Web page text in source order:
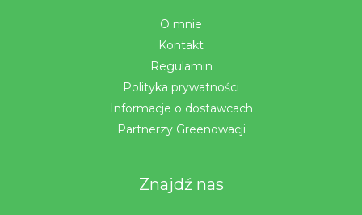
O mnie
Kontakt
Regulamin
Polityka prywatności
Informacje o dostawcach
Partnerzy Greenowacji
Znajdź nas